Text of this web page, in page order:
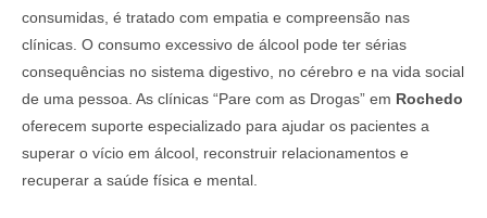
consumidas, é tratado com empatia e compreensão nas
clínicas. O consumo excessivo de álcool pode ter sérias
consequências no sistema digestivo, no cérebro e na vida social
de uma pessoa. As clínicas “Pare com as Drogas” em Rochedo
oferecem suporte especializado para ajudar os pacientes a
superar o vício em álcool, reconstruir relacionamentos e
recuperar a saúde física e mental.